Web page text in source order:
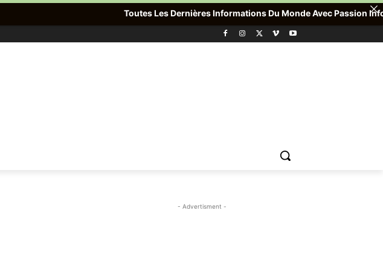
- Advertisment -
Toutes Les Dernières Informations Du Monde Avec Passion Info